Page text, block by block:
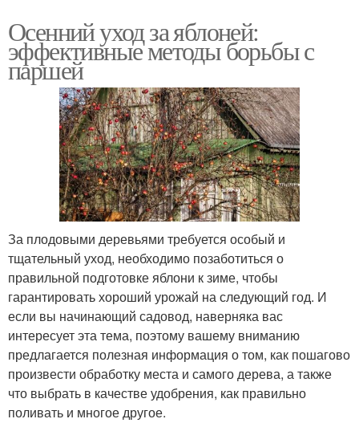
Осенний уход за яблоней:
эффективные методы борьбы с
паршей
За плодовыми деревьями требуется особый и
тщательный уход, необходимо позаботиться о
правильной подготовке яблони к зиме, чтобы
гарантировать хороший урожай на следующий год. И
если вы начинающий садовод, наверняка вас
интересует эта тема, поэтому вашему вниманию
предлагается полезная информация о том, как пошагово
произвести обработку места и самого дерева, а также
что выбрать в качестве удобрения, как правильно
поливать и многое другое.